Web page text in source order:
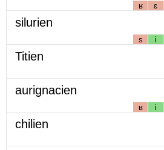
ʁ ɛ
silurien
s i
Titien
aurignacien
ʁ i
chilien